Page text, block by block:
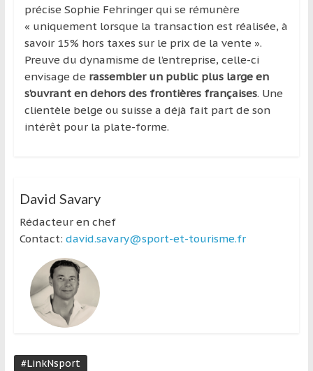
précise Sophie Fehringer qui se rémunère
« uniquement lorsque la transaction est réalisée, à
savoir 15% hors taxes sur le prix de la vente ».
Preuve du dynamisme de l’entreprise, celle-ci
envisage de rassembler un public plus large en
s’ouvrant en dehors des frontières françaises. Une
clientèle belge ou suisse a déjà fait part de son
intérêt pour la plate-forme.
David Savary
Rédacteur en chef
Contact: david.savary@sport-et-tourisme.fr
#LinkNsport